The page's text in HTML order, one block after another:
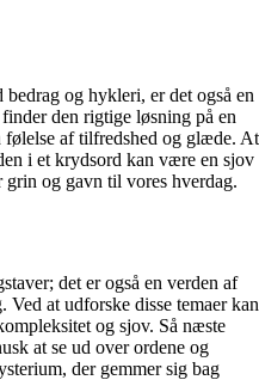
og hykleri, er det også en
den rigtige løsning på en
følelse af tilfredshed og glæde. At
i et krydsord kan være en sjov
grin og gavn til vores hverdag.
det er også en verden af
at udforske disse temaer kan
og sjov. Så næste
at se ud over ordene og
der gemmer sig bag